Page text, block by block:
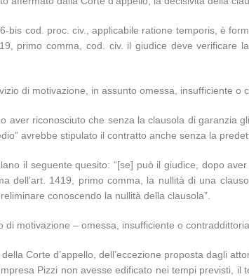
bis cod. proc. civ., applicabile ratione temporis, è
primo comma, cod. civ. il giudice deve
di motivazione, in assunto omessa, insufficiente o
aver riconosciuto che senza la clausola di
avrebbe stipulato il contratto anche senza la
il seguente quesito: “[se] può il giudice, dopo
dell’art. 1419, primo comma, la nullità di una
conoscendo la nullità della clausola”.
di motivazione – omessa, insufficiente o
Corte d’appello, dell’eccezione proposta dagli
Pizzi non avesse edificato nei tempi